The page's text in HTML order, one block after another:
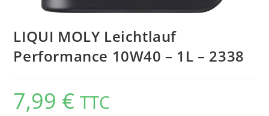
LIQUI MOLY Leichtlauf
Performance 10W40 – 1L – 2338
7,99 € TTC